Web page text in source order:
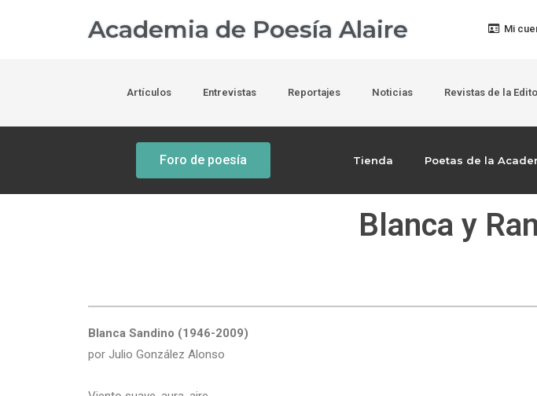
Academia de Poesía Alaire Mi
Artículos Entrevistas Reportajes Noticias Revistas de la
Foro de poesía Tienda Poetas de la
Blanca y
Blanca Sandino (1946-2009)
por Julio González Alonso